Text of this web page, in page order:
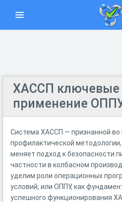
ХАССП ключевые
применение
Система ХАССП — признанной во
профилактической
меняет подход к безопасности
частности в колбасном
уделим роли операционных
условий, или ОППУ, как
успешного функционирования